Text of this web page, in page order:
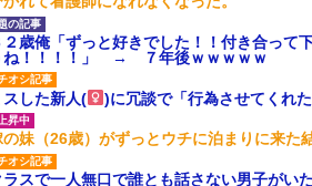
２歳俺「ずっと好きでした！！付き合っ
ね！！！！」 → ７年後ｗｗｗｗｗ
スした新人( )に冗談で「行為させてくれ
の妹（26歳）がずっとウチに泊まりに来た
ラスで一人無口で誰とも話さない男子が